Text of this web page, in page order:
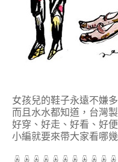
女孩兒的鞋子永遠不嫌多
而且水水都知道，台灣
好穿、好走、好看、好
小編就要來帶大家看哪